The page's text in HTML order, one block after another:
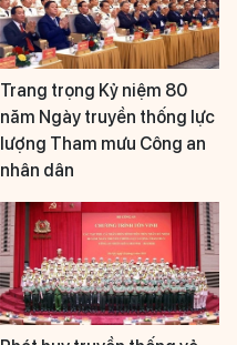
Trang trọng Kỷ niệm 80
năm Ngày truyền thống lực
lượng Tham mưu Công an
nhân dân